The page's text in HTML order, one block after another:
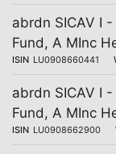
abrdn SICAV I
Fund, A MInc
ISIN LU0908660441
abrdn SICAV I
Fund, A MInc
ISIN LU0908662900